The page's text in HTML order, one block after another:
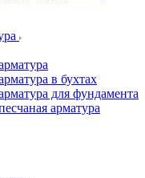
в бухтах
для фундамента
арматура